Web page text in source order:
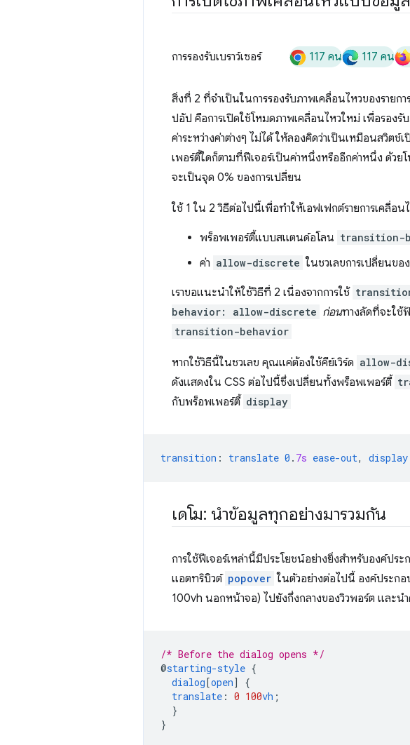
การรองรับเบราว์เซอร์ 117 คน 117 คน
สิ่งที่ 2 ที่จำเป็นในการรองรับภาพเคลื่อนไหวของรายก
ปอัป คือการเปิดใช้โหมดภาพเคลื่อนไหวใหม่ เพื่อรองรั
ค่าระหว่างค่าต่างๆ ไม่ได้ ให้ลองคิดว่าเป็นเหมือนสวิตช์
เพอร์ตี้ใดก็ตามที่ฟีเจอร์เป็นค่าหนึ่งหรืออีกค่าหนึ่ง ด้
จะเป็นจุด 0% ของการเปลี่ยน
ใช้ 1 ใน 2 วิธีต่อไปนี้เพื่อทำให้เอฟเฟกต์รายการเคลื่อ
พร็อพเพอร์ตี้แบบสแตนด์อโลน transition-
ค่า allow-discrete ในชวเลขการเปลี่ยนข
เราขอแนะนำให้ใช้วิธีที่ 2 เนื่องจากการใช้
behavior: allow-discrete ก่อนทางลัดที่จะใช้
transition-behavior
หากใช้วิธีนี้ในชวเลข คุณแค่ต้องใช้คีย์เวิร์ด allow-
ดังแสดงใน CSS ต่อไปนี้ซึ่งเปลี่ยนทั้งพร็อพเพอร์ตี้
กับพร็อพเพอร์ตี้ display
transition : translate 0 . 7s ease-out, display
เดโม: นำข้อมูลทุกอย่างมารวมกัน
การใช้ฟีเจอร์เหล่านี้มีประโยชน์อย่างยิ่งสำหรับองค์ปร
แอตทริบิวต์ popover ในตัวอย่างต่อไปนี้ องค์ประกอ
100vh นอกหน้าจอ) ไปยังกึ่งกลางของวิวพอร์ต และน
/* Before the dialog opens */
@starting-style {
dialog[open]
{
translate : 0 100vh ;
}
}